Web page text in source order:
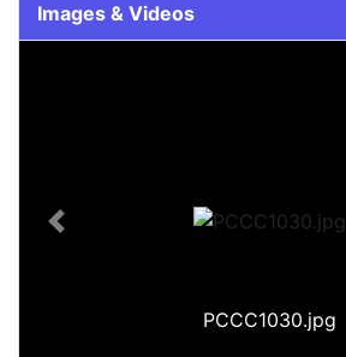
Images & Videos
PCCC1030.jpg
Previous